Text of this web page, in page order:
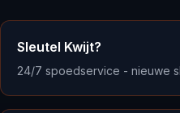
Sleutel Kwijt?
24/7 spoedservice - nieuwe